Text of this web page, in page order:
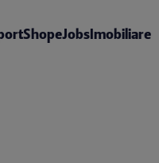
ShopeJobsImobiliare